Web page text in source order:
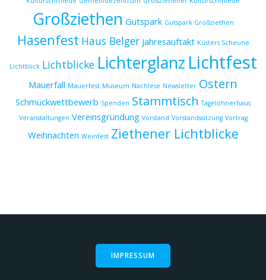
Großziethen Gutspark Gutspark Großziethen
Hasenfest Haus Belger Jahresauftakt Küsters Scheune
Lichtblick Lichtblicke Lichterglanz Lichtfest
Mauerfall Mauerfest Museum Nachlese Newsletter Ostern
Schmückwettbewerb Spenden Stammtisch Tagelöhnerhaus
Veranstaltungen Vereinsgründung Vorstand Vorstandssitzung Vortrag
Weihnachten Weinfest Ziethener Lichtblicke
IMPRESSUM